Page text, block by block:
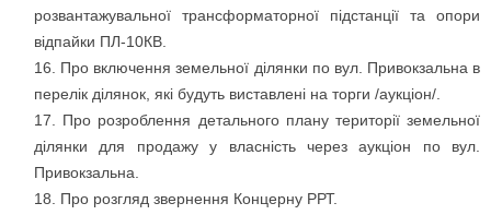
розвантажувальної трансформаторної підстанції та опори
відпайки ПЛ-10КВ.
Про включення земельної ділянки по вул. Привокзальна в
перелік ділянок, які будуть виставлені на торги /аукціон/.
Про розроблення детального плану території земельної
ділянки для продажу у власність через аукціон по вул.
Привокзальна.
Про розгляд звернення Концерну РРТ.